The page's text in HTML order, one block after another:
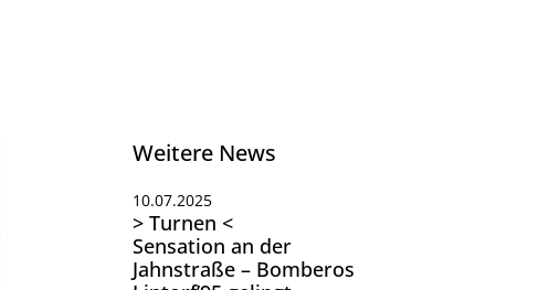
Weitere News
10.07.2025
> Turnen <
Sensation an der
Jahnstraße – Bomberos